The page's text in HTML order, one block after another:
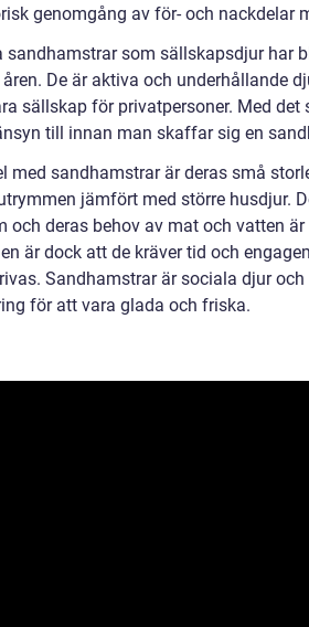
genomgång av för- och nackdelar
sandhamstrar som sällskapsdjur har
De är aktiva och underhållande
sällskap för privatpersoner. Med
till innan man skaffar sig en
med sandhamstrar är deras små
jämfört med större husdjur.
och deras behov av mat och vatten
är dock att de kräver tid och
Sandhamstrar är sociala djur
för att vara glada och friska.